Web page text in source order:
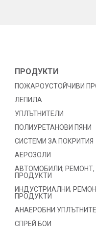
ПРОДУКТИ
ПОЖАРОУСТОЙЧИВИ
ЛЕПИЛА
УПЛЪТНИТЕЛИ
ПОЛИУРЕТАНОВИ ПЯНИ
СИСТЕМИ ЗА ПОКРИТИЯ
АЕРОЗОЛИ
АВТОМОБИЛИ;
ПРОДУКТИ
ИНДУСТРИАЛНИ;
ПРОДУКТИ
АНАЕРОБНИ
СПРЕЙ БОИ